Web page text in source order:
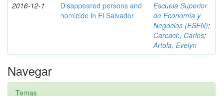
2016-12-1
Disappeared persons and
homicide in El Salvador
Escuela Superior
de Economía y
Negocios (ESEN);
Carcach, Carlos;
Artola, Evelyn
Navegar
Temas